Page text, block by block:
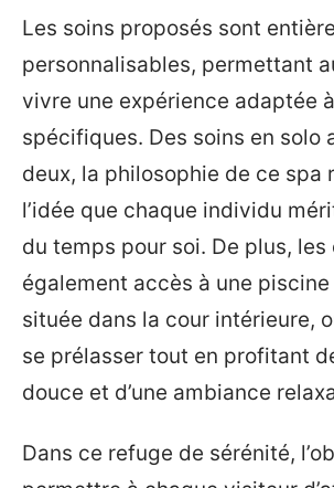
Les soins proposés sont
personnalisables, permettant
vivre une expérience adaptée
spécifiques. Des soins en solo
deux, la philosophie de ce spa
l’idée que chaque individu
du temps pour soi. De plus,
également accès à une
située dans la cour intérieure,
se prélasser tout en profitant
douce et d’une ambiance
Dans ce refuge de sérénité,